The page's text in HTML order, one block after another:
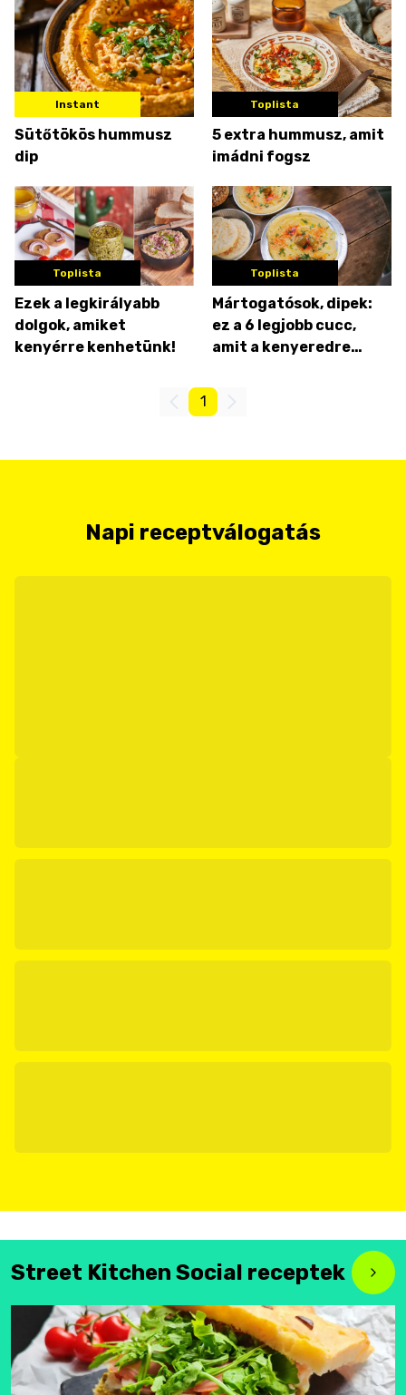
Instant
Sütőtökös hummusz
dip
Toplista
5 extra hummusz, amit
imádni fogsz
Toplista
Ezek a legkirályabb
dolgok, amiket
kenyérre kenhetünk!
Toplista
Mártogatósok, dipek:
ez a 6 legjobb cucc,
amit a kenyeredre
1
Napi receptválogatás
Street Kitchen Social receptek